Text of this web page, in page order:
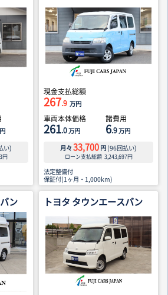
い)
円
現金支払総額
267.9 万円
車両本体価格
261.0万円
諸費用
6.9万円
月々 33,700 円 (96回払い)
ローン支払総額 3,243,697円
法定整備付
保証付(1ヶ月・1,000km)
ン トヨタ タウンエースバン